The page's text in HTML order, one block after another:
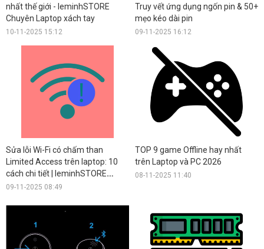
nhất thế giới - leminhSTORE
Chuyên Laptop xách tay
10-11-2025 15:12
Truy vết ứng dụng ngốn pin & 50+
mẹo kéo dài pin
09-11-2025 16:12
Sửa lỗi Wi-Fi có chấm than
Limited Access trên laptop: 10
cách chi tiết | leminhSTORE
Computer
09-11-2025 08:49
TOP 9 game Offline hay nhất
trên Laptop và PC 2026
08-11-2025 11:40